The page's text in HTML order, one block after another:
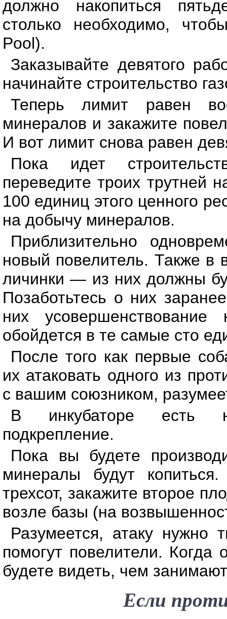
должно накопиться
столько необходимо,
Pool).
Заказывайте девятого
начинайте строительство
Теперь лимит равен
минералов и закажите
И вот лимит снова равен
Пока идет
переведите троих трутней
100 единиц этого ценного
на добычу минералов.
Приблизительно
новый повелитель. Также в
личинки — из них должны
Позаботьтесь о них
них
обойдется в те самые сто
После того как первые
их атаковать одного из
с вашим союзником,
В инкубаторе есть
подкрепление.
Пока вы будете
минералы будут
трехсот, закажите второе
возле базы (на
Разумеется, атаку нужно
помогут повелители. Когда
будете видеть, чем
Если